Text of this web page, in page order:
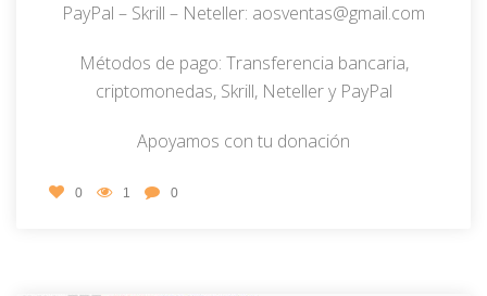
PayPal – Skrill – Neteller: aosventas@gmail.com
Métodos de pago: Transferencia bancaria,
criptomonedas, Skrill, Neteller y PayPal
Apoyamos con tu donación
0 1 0